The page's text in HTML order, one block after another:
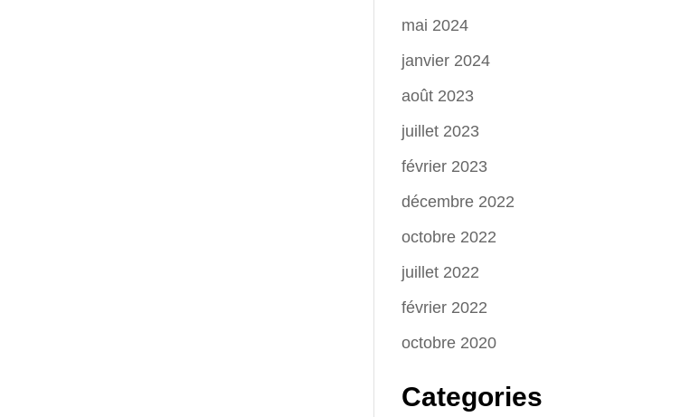
mai 2024
janvier 2024
août 2023
juillet 2023
février 2023
décembre 2022
octobre 2022
juillet 2022
février 2022
octobre 2020
Categories